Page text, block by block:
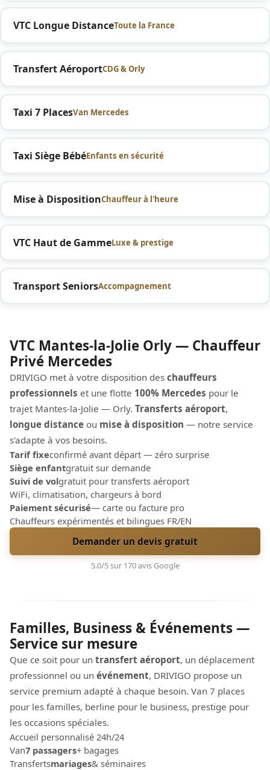
VTC Longue DistanceToute la France
Transfert AéroportCDG & Orly
Taxi 7 PlacesVan Mercedes
Taxi Siège BébéEnfants en sécurité
Mise à DispositionChauffeur à l'heure
VTC Haut de GammeLuxe & prestige
Transport SeniorsAccompagnement
VTC Mantes-la-Jolie Orly — Chauffeur
Privé Mercedes
DRIVIGO met à votre disposition des chauffeurs
professionnels et une flotte 100% Mercedes pour le
trajet Mantes-la-Jolie — Orly. Transferts aéroport,
longue distance ou mise à disposition — notre service
s'adapte à vos besoins.
Tarif fixeconfirmé avant départ — zéro surprise
Siège enfantgratuit sur demande
Suivi de volgratuit pour transferts aéroport
WiFi, climatisation, chargeurs à bord
Paiement sécurisé— carte ou facture pro
Chauffeurs expérimentés et bilingues FR/EN
Demander un devis gratuit
5.0/5 sur 170 avis Google
Familles, Business & Événements —
Service sur mesure
Que ce soit pour un transfert aéroport, un déplacement
professionnel ou un événement, DRIVIGO propose un
service premium adapté à chaque besoin. Van 7 places
pour les familles, berline pour le business, prestige pour
les occasions spéciales.
Accueil personnalisé 24h/24
Van7 passagers+ bagages
Transfertsmariages& séminaires